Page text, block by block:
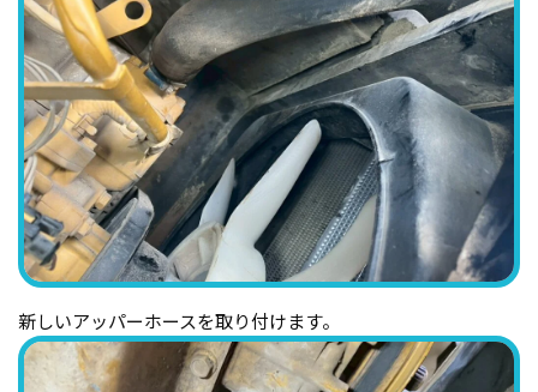
新しいアッパーホースを取り付けます。